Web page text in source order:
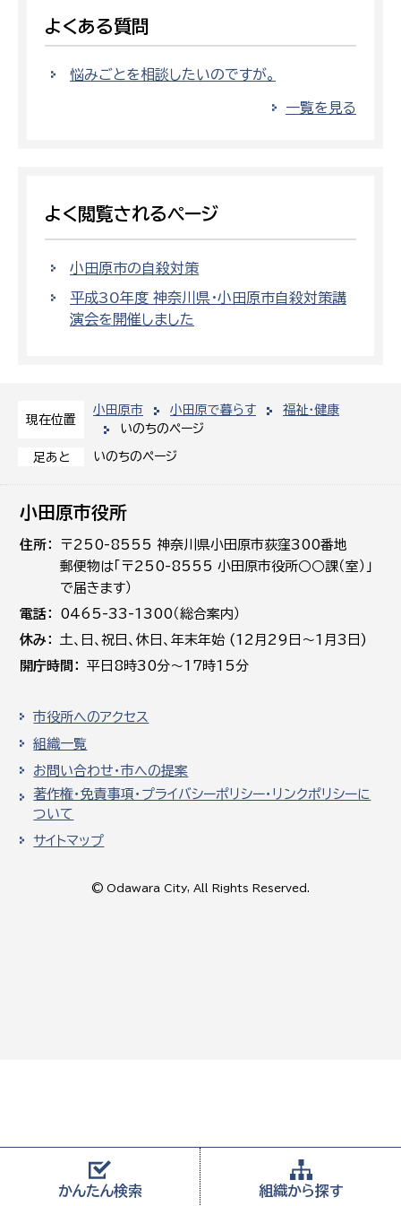
かんたん検索 組織から探す
現在位置
小田原市 小田原で暮らす
福祉・健康
いのちのページ
足あと いのちのページ
よくある質問
悩みごとを相談したいのですが。
一覧を見る
よく閲覧されるページ
小田原市の自殺対策
平成30年度 神奈川県・小田原市自殺対策講
演会を開催しました
小田原市役所
住所
〒250-8555 神奈川県小田原市荻窪300番地
郵便物は「〒250-8555 小田原市役所○○課（室）」
で届きます）
電話
0465-33-1300（総合案内）
休み
土､日､祝日、休日、年末年始 (12月29日～1月3日)
開庁時間
平日8時30分～17時15分
市役所へのアクセス
組織一覧
お問い合わせ・市への提案
著作権・免責事項・プライバシーポリシー・リンクポリシーに
ついて
サイトマップ
© Odawara City, All Rights Reserved.